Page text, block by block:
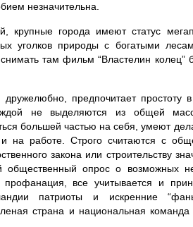
незначительна.
крупные города имеют статус
уголков природы с богатыми
там фильм “Властелин колец”
предпочитает простоту
не выделяются из общей
большей частью на себя, умеют
на работе. Строго считаются с
закона или строительству
общественный опрос о возможных
все учитывается и
патриоты и искренние
страна и национальная команда